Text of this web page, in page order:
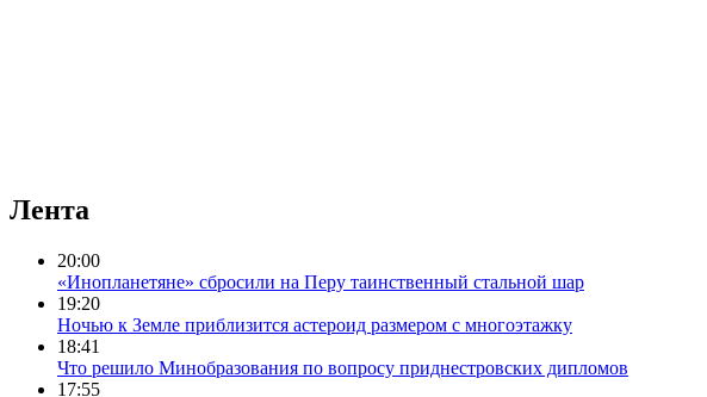
Лента
20:00
«Инопланетяне» сбросили на Перу таинственный стальной шар
19:20
Ночью к Земле приблизится астероид размером с многоэтажку
18:41
Что решило Минобразования по вопросу приднестровских дипломов
17:55